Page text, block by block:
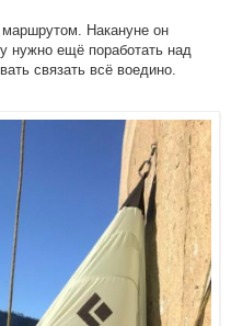
Накануне он
нужно ещё поработать над
связать всё воедино.